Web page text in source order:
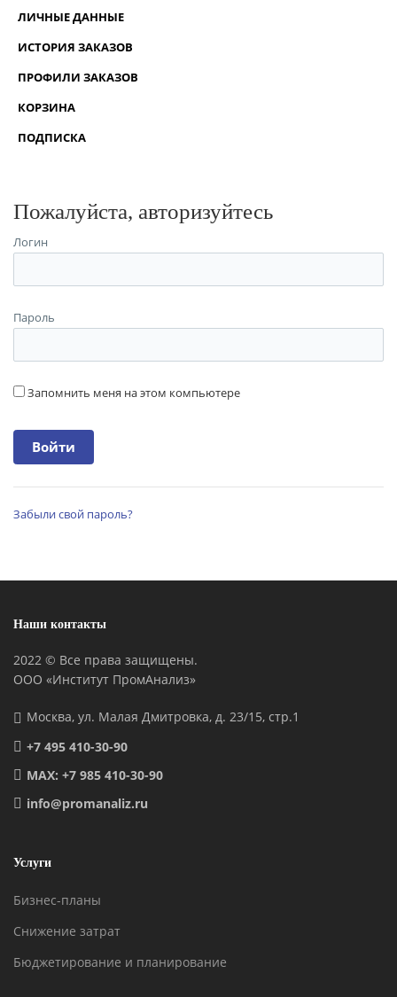
ЛИЧНЫЕ ДАННЫЕ
ИСТОРИЯ ЗАКАЗОВ
ПРОФИЛИ ЗАКАЗОВ
КОРЗИНА
ПОДПИСКА
Пожалуйста, авторизуйтесь
Логин
Пароль
Запомнить меня на этом компьютере
Забыли свой пароль?
Наши контакты
2022 © Все права защищены.
ООО «Институт ПромАнализ»
Москва, ул. Малая Дмитровка, д. 23/15, стр.1
+7 495 410-30-90
MAX: +7 985 410-30-90
info@promanaliz.ru
Услуги
Бизнес-планы
Снижение затрат
Бюджетирование и планирование